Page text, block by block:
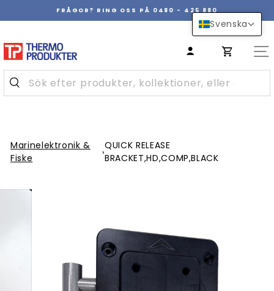
Pausa
FRÅGOR? RING OSS PÅ 0480 - 425 880
Marinelektronik &
Fiske
›
QUICK RELEASE
BRACKET,HD,COMP,BLACK
Svenska